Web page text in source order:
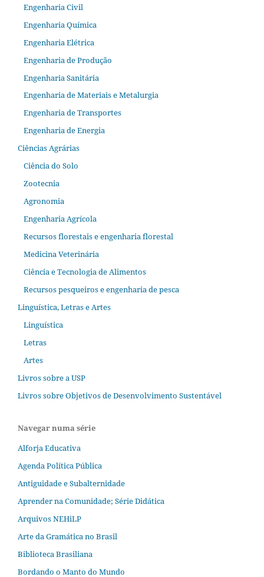
Engenharia Civil
Engenharia Química
Engenharia Elétrica
Engenharia de Produção
Engenharia Sanitária
Engenharia de Materiais e Metalurgia
Engenharia de Transportes
Engenharia de Energia
Ciências Agrárias
Ciência do Solo
Zootecnia
Agronomia
Engenharia Agrícola
Recursos florestais e engenharia florestal
Medicina Veterinária
Ciência e Tecnologia de Alimentos
Recursos pesqueiros e engenharia de pesca
Linguística, Letras e Artes
Linguística
Letras
Artes
Livros sobre a USP
Livros sobre Objetivos de Desenvolvimento Sustentável
Navegar numa série
Alforja Educativa
Agenda Política Pública
Antiguidade e Subalternidade
Aprender na Comunidade; Série Didática
Arquivos NEHiLP
Arte da Gramática no Brasil
Biblioteca Brasiliana
Bordando o Manto do Mundo